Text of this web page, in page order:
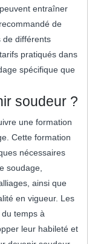
entraîner
de
de différents
pratiqués dans
spécifique que
soudeur ?
une formation
Cette formation
nécessaires
soudage,
ainsi que
en vigueur. Les
temps à
leur habileté et